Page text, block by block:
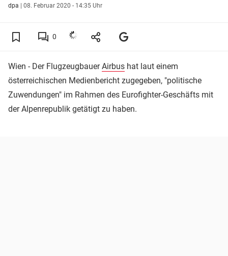
dpa | 08. Februar 2020 - 14:35 Uhr
0
Wien - Der FlugzeugbauerAirbus hat laut einem
österreichischen Medienbericht zugegeben, "politische
Zuwendungen" im Rahmen des Eurofighter-Geschäfts mit
der Alpenrepublik getätigt zu haben.